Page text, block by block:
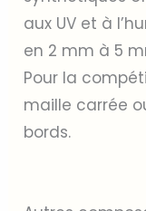
aux UV et à
en 2 mm à 5
Pour la
maille carrée
bords.